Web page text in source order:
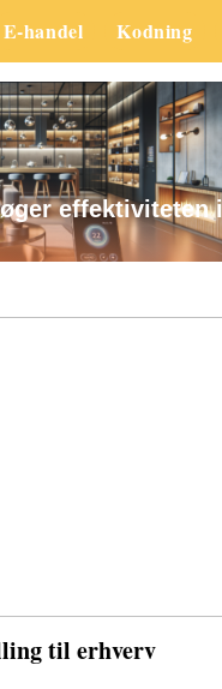
E-handel Kodning
effektiviteten i
til erhverv